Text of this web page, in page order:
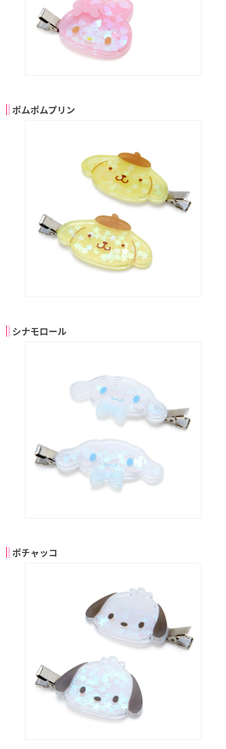
ポムポムプリン
シナモロール
ポチャッコ